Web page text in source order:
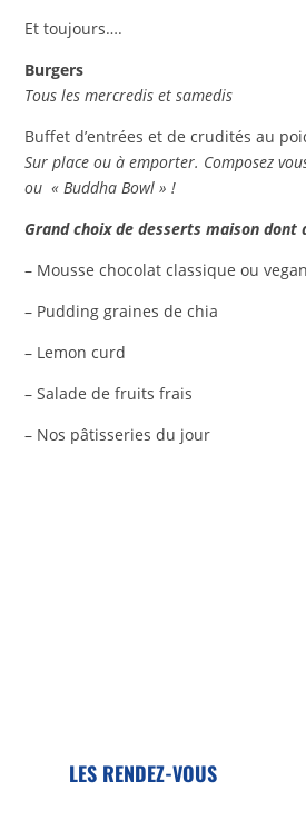
Et toujours….
Burgers
Tous les mercredis et samedis
Buffet d’entrées et de crudités au
Sur place ou à emporter. Composez
ou « Buddha Bowl » !
Grand choix de desserts maison dont
– Mousse chocolat classique ou vegan
– Pudding graines de chia
– Lemon curd
– Salade de fruits frais
– Nos pâtisseries du jour
LES RENDEZ-VOUS